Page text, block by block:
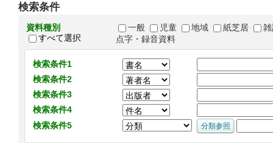
検索条件
資料種別
すべて選択
一般 児童 地域 紙芝居
点字・録音資料
検索条件1
検索条件2
検索条件3
検索条件4
検索条件5